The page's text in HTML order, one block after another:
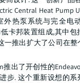
Central Heat Pump
外热泵系统与完全电
卡邦装置组成,其中包
一推出扩大了公司在
推出了开创性的
步. 这个重新设想的系